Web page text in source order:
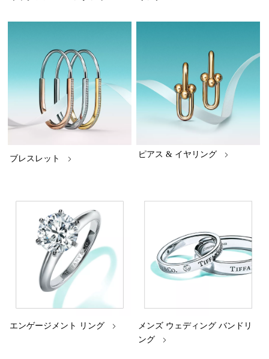
ブレスレット ピアス & イヤリング
エンゲージメント リング
メンズ ウェディング バンドリ
ング